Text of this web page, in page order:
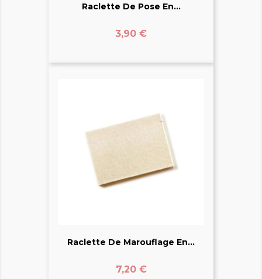
Raclette De Pose En...
Prix
3,90 €
Raclette De Marouflage En...
Prix
7,20 €